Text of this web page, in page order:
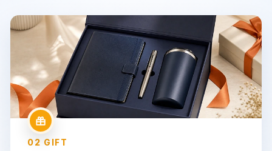
여행
국내·해외·크루즈·단체여행·자유여행·항공권
→
02 GIFT